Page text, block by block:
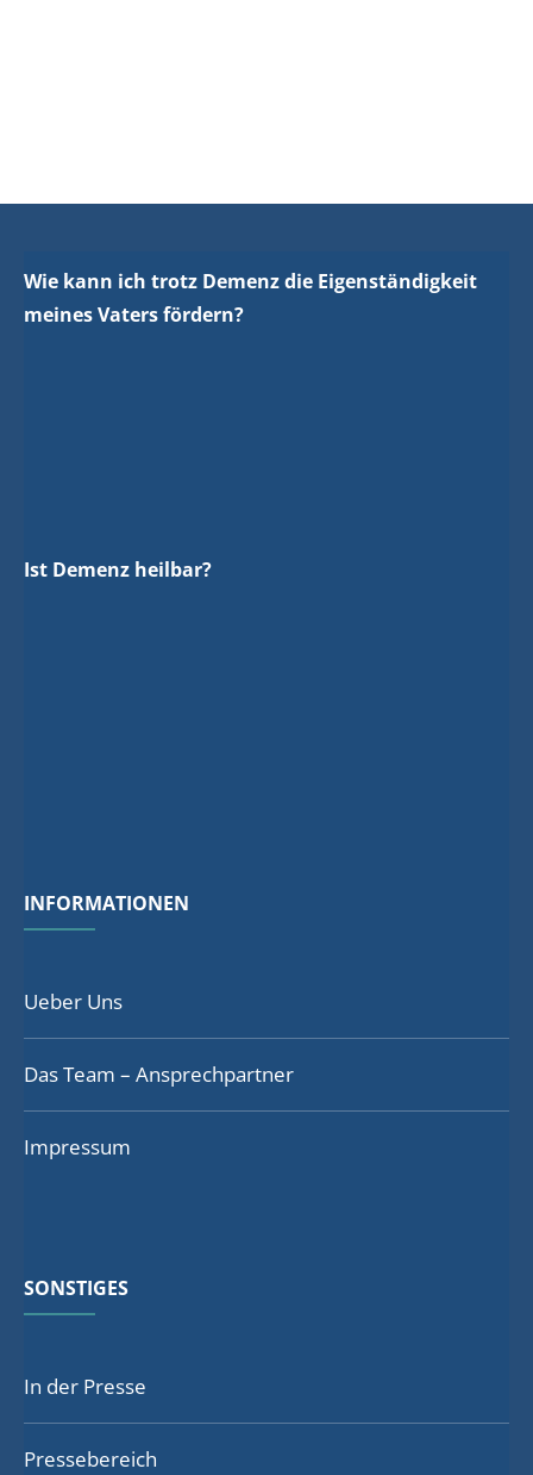
Wie kann ich trotz Demenz die Eigenständigkeit
meines Vaters fördern?
Ist Demenz heilbar?
INFORMATIONEN
Ueber Uns
Das Team – Ansprechpartner
Impressum
SONSTIGES
In der Presse
Pressebereich